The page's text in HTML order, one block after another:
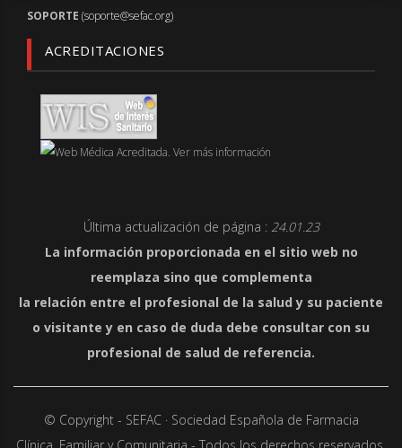
SOPORTE (soporte@sefac.org)
ACREDITACIONES
Última actualización de página : 24.01.23
La información proporcionada en el sitio web no
reemplaza sino que complementa
la relación entre el profesional de la salud y su paciente
o visitante y en caso de duda debe consultar con su
profesional de salud de referencia.
© Copyright - SEFAC · Sociedad Española de Farmacia